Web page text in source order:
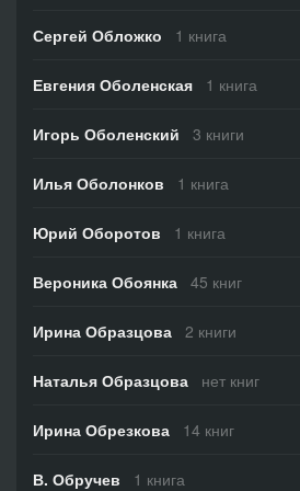
Сергей Обложко 1 книга
Евгения Оболенская 1 книга
Игорь Оболенский 3 книги
Илья Оболонков 1 книга
Юрий Оборотов 1 книга
Вероника Обоянка 45 книг
Ирина Образцова 2 книги
Наталья Образцова нет книг
Ирина Обрезкова 14 книг
В. Обручев 1 книга